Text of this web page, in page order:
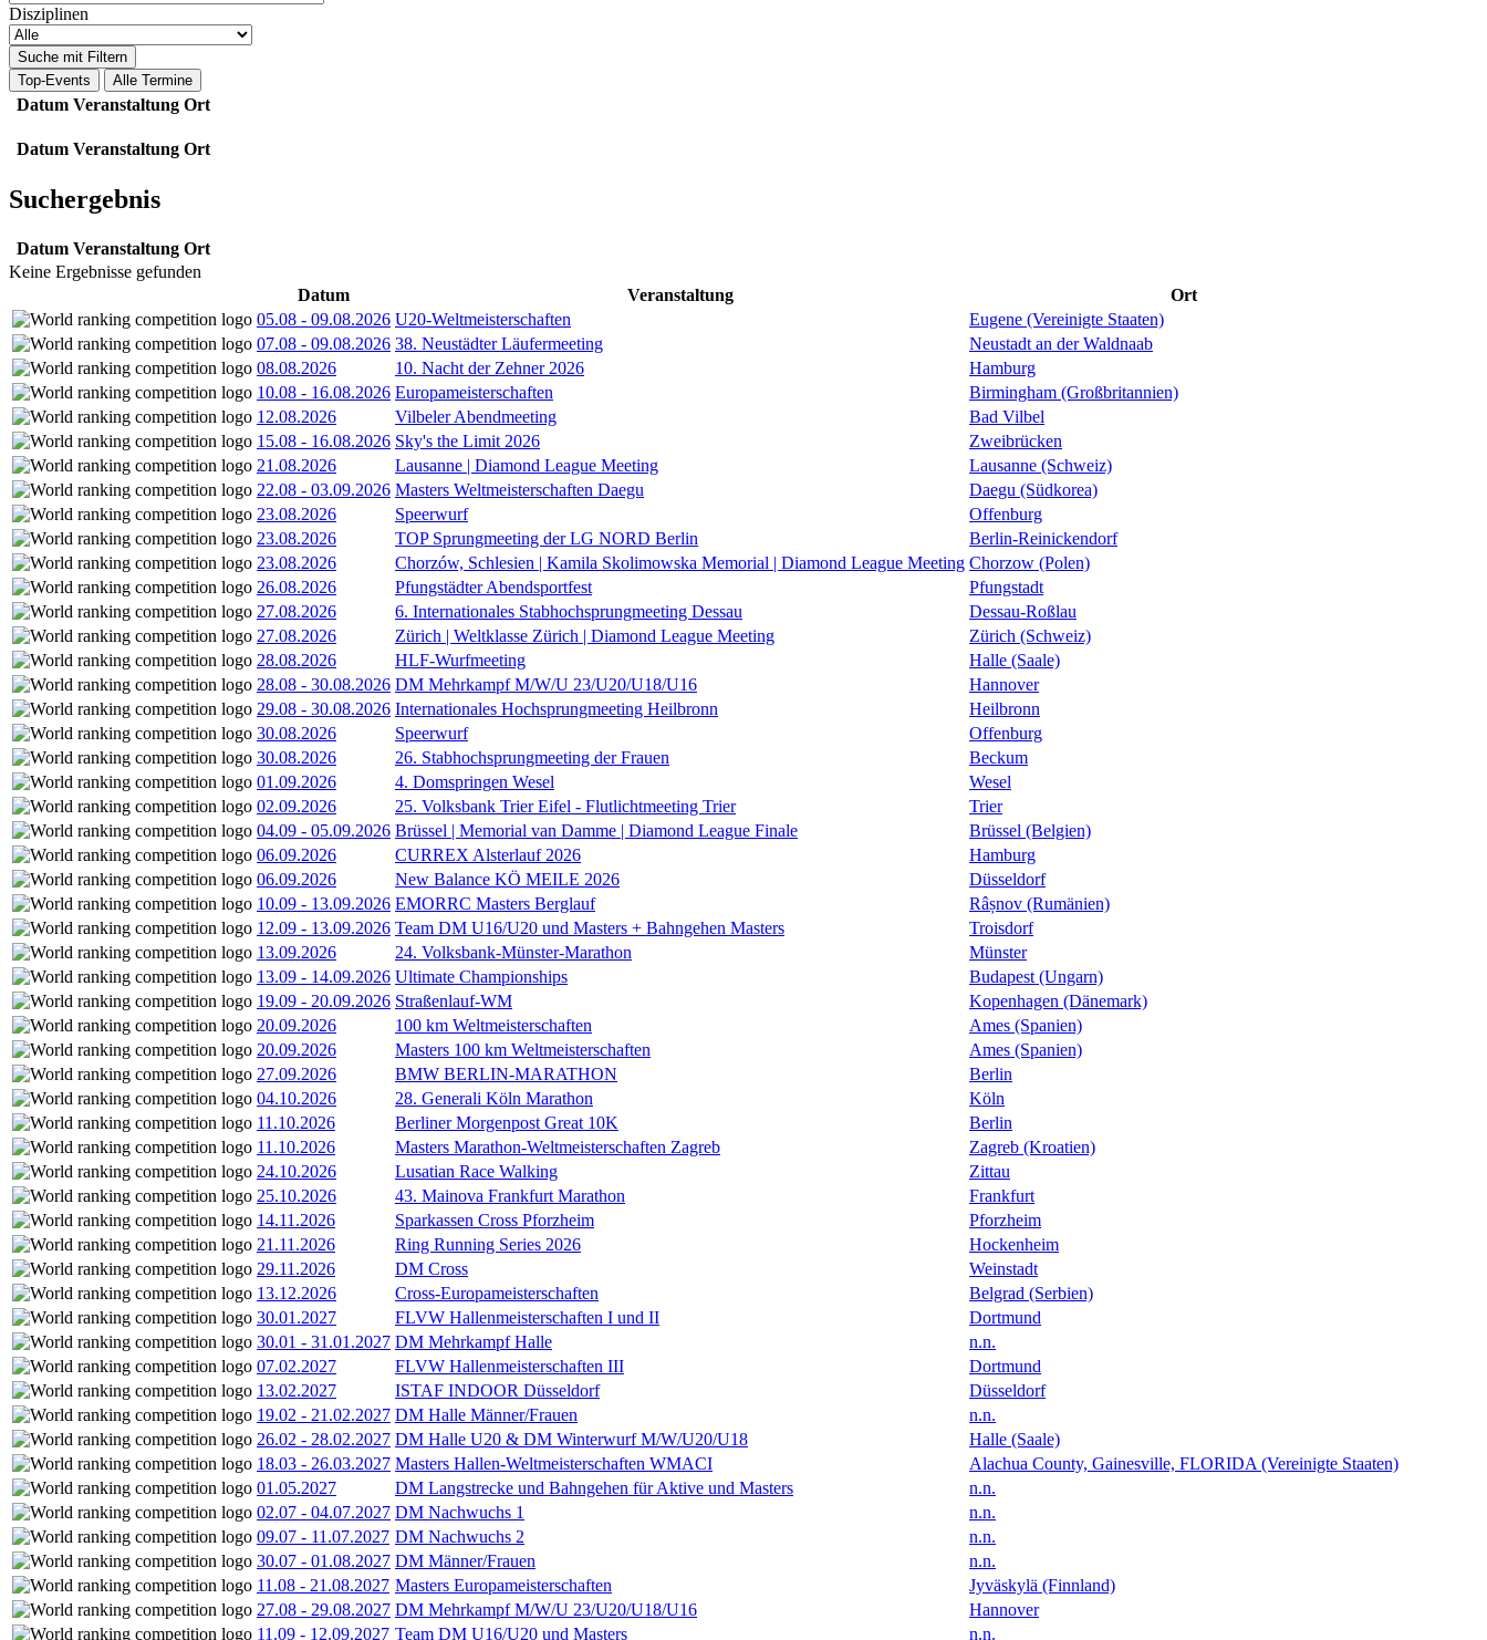
Disziplinen
Suche mit Filtern
Top-Events
Alle Termine
Datum Veranstaltung Ort
Datum Veranstaltung Ort
Suchergebnis
Datum Veranstaltung Ort
Keine Ergebnisse gefunden
Datum
Veranstaltung
Ort
05.08 - 09.08.2026 U20-Weltmeisterschaften
Eugene (Vereinigte Staaten)
07.08 - 09.08.2026 38. Neustädter Läufermeeting
Neustadt an der Waldnaab
08.08.2026
10. Nacht der Zehner 2026
Hamburg
10.08 - 16.08.2026 Europameisterschaften
Birmingham (Großbritannien)
12.08.2026
Vilbeler Abendmeeting
Bad Vilbel
15.08 - 16.08.2026 Sky's the Limit 2026
Zweibrücken
21.08.2026
Lausanne | Diamond League Meeting
Lausanne (Schweiz)
22.08 - 03.09.2026 Masters Weltmeisterschaften Daegu
Daegu (Südkorea)
23.08.2026
Speerwurf
Offenburg
23.08.2026
TOP Sprungmeeting der LG NORD Berlin
Berlin-Reinickendorf
23.08.2026
Chorzów, Schlesien | Kamila Skolimowska Memorial | Diamond League Meeting Chorzow (Polen)
26.08.2026
Pfungstädter Abendsportfest
Pfungstadt
27.08.2026
6. Internationales Stabhochsprungmeeting Dessau
Dessau-Roßlau
27.08.2026
Zürich | Weltklasse Zürich | Diamond League Meeting
Zürich (Schweiz)
28.08.2026
HLF-Wurfmeeting
Halle (Saale)
28.08 - 30.08.2026 DM Mehrkampf M/W/U 23/U20/U18/U16
Hannover
29.08 - 30.08.2026 Internationales Hochsprungmeeting Heilbronn
Heilbronn
30.08.2026
Speerwurf
Offenburg
30.08.2026
26. Stabhochsprungmeeting der Frauen
Beckum
01.09.2026
4. Domspringen Wesel
Wesel
02.09.2026
25. Volksbank Trier Eifel - Flutlichtmeeting Trier
Trier
04.09 - 05.09.2026 Brüssel | Memorial van Damme | Diamond League Finale
Brüssel (Belgien)
06.09.2026
CURREX Alsterlauf 2026
Hamburg
06.09.2026
New Balance KÖ MEILE 2026
Düsseldorf
10.09 - 13.09.2026 EMORRC Masters Berglauf
Râșnov (Rumänien)
12.09 - 13.09.2026 Team DM U16/U20 und Masters + Bahngehen Masters
Troisdorf
13.09.2026
24. Volksbank-Münster-Marathon
Münster
13.09 - 14.09.2026 Ultimate Championships
Budapest (Ungarn)
19.09 - 20.09.2026 Straßenlauf-WM
Kopenhagen (Dänemark)
20.09.2026
100 km Weltmeisterschaften
Ames (Spanien)
20.09.2026
Masters 100 km Weltmeisterschaften
Ames (Spanien)
27.09.2026
BMW BERLIN-MARATHON
Berlin
04.10.2026
28. Generali Köln Marathon
Köln
11.10.2026
Berliner Morgenpost Great 10K
Berlin
11.10.2026
Masters Marathon-Weltmeisterschaften Zagreb
Zagreb (Kroatien)
24.10.2026
Lusatian Race Walking
Zittau
25.10.2026
43. Mainova Frankfurt Marathon
Frankfurt
14.11.2026
Sparkassen Cross Pforzheim
Pforzheim
21.11.2026
Ring Running Series 2026
Hockenheim
29.11.2026
DM Cross
Weinstadt
13.12.2026
Cross-Europameisterschaften
Belgrad (Serbien)
30.01.2027
FLVW Hallenmeisterschaften I und II
Dortmund
30.01 - 31.01.2027 DM Mehrkampf Halle
n.n.
07.02.2027
FLVW Hallenmeisterschaften III
Dortmund
13.02.2027
ISTAF INDOOR Düsseldorf
Düsseldorf
19.02 - 21.02.2027 DM Halle Männer/Frauen
n.n.
26.02 - 28.02.2027 DM Halle U20 & DM Winterwurf M/W/U20/U18
Halle (Saale)
18.03 - 26.03.2027 Masters Hallen-Weltmeisterschaften WMACI
Alachua County, Gainesville, FLORIDA (Vereinigte Staaten)
01.05.2027
DM Langstrecke und Bahngehen für Aktive und Masters
n.n.
02.07 - 04.07.2027 DM Nachwuchs 1
n.n.
09.07 - 11.07.2027 DM Nachwuchs 2
n.n.
30.07 - 01.08.2027 DM Männer/Frauen
n.n.
11.08 - 21.08.2027 Masters Europameisterschaften
Jyväskylä (Finnland)
27.08 - 29.08.2027 DM Mehrkampf M/W/U 23/U20/U18/U16
Hannover
11.09 - 12.09.2027 Team DM U16/U20 und Masters n.n.